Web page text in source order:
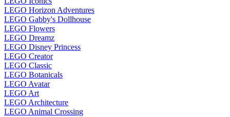
LEGO Horizon Adventures
LEGO Gabby's Dollhouse
LEGO Flowers
LEGO Dreamz
LEGO Disney Princess
LEGO Creator
LEGO Classic
LEGO Botanicals
LEGO Avatar
LEGO Art
LEGO Architecture
LEGO Animal Crossing